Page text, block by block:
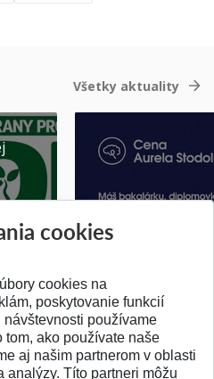
Všetky aktuality
Pridané 07.07.2026
NA VRCH
cookies
cookies na
poskytovanie funkcií
používame
tom, ako používate naše
aj našim partnerom v oblasti
Títo partneri môžu